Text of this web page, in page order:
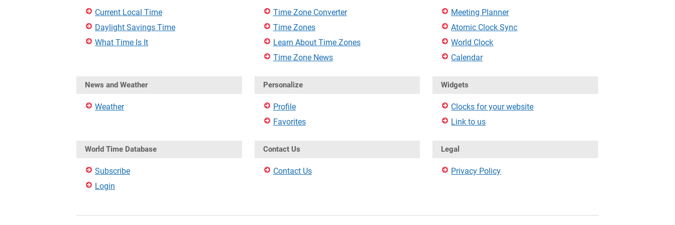
Current Local Time
Daylight Savings Time
What Time Is It
Time Zone Converter
Time Zones
Learn About Time Zones
Time Zone News
Meeting Planner
Atomic Clock Sync
World Clock
Calendar
News and Weather
Weather
Personalize
Profile
Favorites
Widgets
Clocks for your website
Link to us
World Time Database
Subscribe
Login
Contact Us
Contact Us
Legal
Privacy Policy